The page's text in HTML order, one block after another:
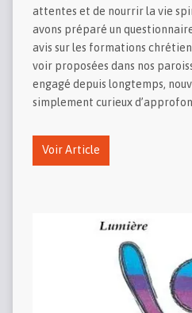
attentes et de nourrir la vie
avons préparé un
avis sur les formations
voir proposées dans nos
engagé depuis longtemps,
simplement curieux
Voir Article